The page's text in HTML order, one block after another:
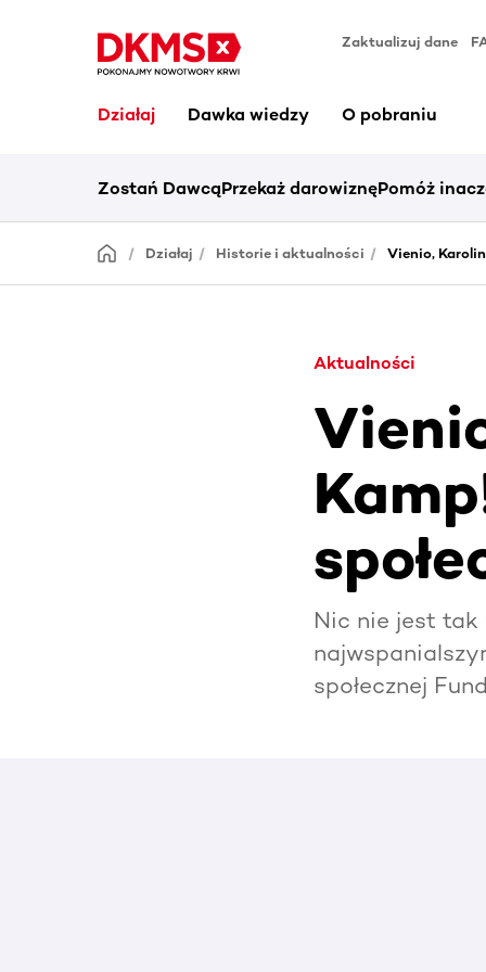
Zaktualizuj dane
Działaj Dawka wiedzy O pobraniu
Zostań DawcąPrzekaż darowiznęPomóż
Działaj Historie i aktualności Vienio,
Aktualności
Nic nie jest tak
społecznej